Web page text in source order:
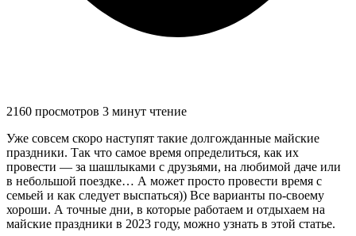
2160 просмотров 3 минут чтение
Уже совсем скоро наступят такие долгожданные майские
праздники. Так что самое время определиться, как их
провести — за шашлыками с друзьями, на любимой даче или
в небольшой поездке… А может просто провести время с
семьей и как следует выспаться)) Все варианты по-своему
хороши. А точные дни, в которые работаем и отдыхаем на
майские праздники в 2023 году, можно узнать в этой статье.